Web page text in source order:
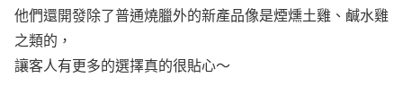
他們還開發除了普通燒臘外的新產品像是煙燻土雞、鹹水雞
之類的，
讓客人有更多的選擇真的很貼心～